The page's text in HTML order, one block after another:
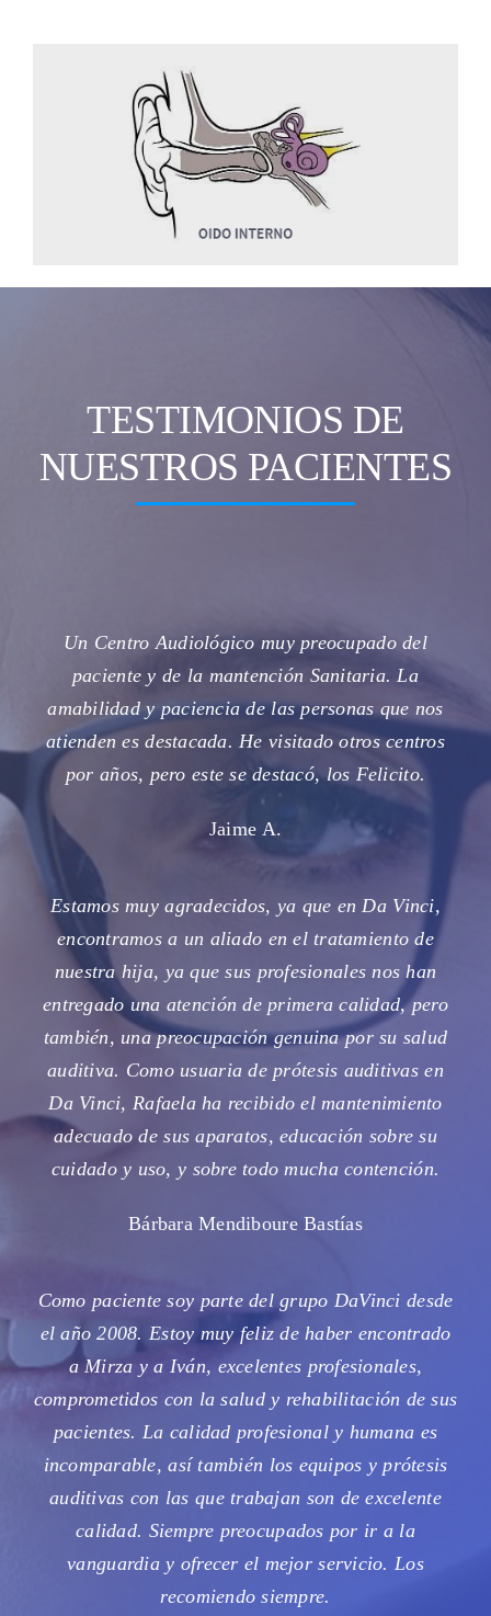
TESTIMONIOS DE
NUESTROS PACIENTES
Un Centro Audiológico muy preocupado del
paciente y de la mantención Sanitaria. La
amabilidad y paciencia de las personas que nos
atienden es destacada. He visitado otros centros
por años, pero este se destacó, los Felicito.
Jaime A.
Estamos muy agradecidos, ya que en Da Vinci,
encontramos a un aliado en el tratamiento de
nuestra hija, ya que sus profesionales nos han
entregado una atención de primera calidad, pero
también, una preocupación genuina por su salud
auditiva. Como usuaria de prótesis auditivas en
Da Vinci, Rafaela ha recibido el mantenimiento
adecuado de sus aparatos, educación sobre su
cuidado y uso, y sobre todo mucha contención.
Bárbara Mendiboure Bastías
Como paciente soy parte del grupo DaVinci desde
el año 2008. Estoy muy feliz de haber encontrado
a Mirza y a Iván, excelentes profesionales,
comprometidos con la salud y rehabilitación de sus
pacientes. La calidad profesional y humana es
incomparable, así también los equipos y prótesis
auditivas con las que trabajan son de excelente
calidad. Siempre preocupados por ir a la
vanguardia y ofrecer el mejor servicio. Los
recomiendo siempre.